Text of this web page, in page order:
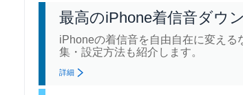
最高のiPhone着信音ダウ
iPhoneの着信音を自由自在に変え
集・設定方法も紹介します。
詳細